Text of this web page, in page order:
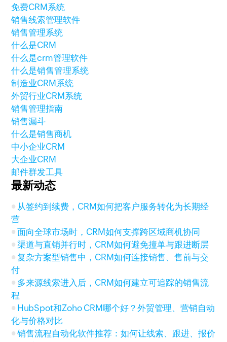
免费CRM系统
销售线索管理软件
销售管理系统
什么是CRM
什么是crm管理软件
什么是销售管理系统
制造业CRM系统
外贸行业CRM系统
销售管理指南
销售漏斗
什么是销售商机
中小企业CRM
大企业CRM
邮件群发工具
最新动态
从签约到续费，CRM如何把客户服务转化为长期经
营
面向全球市场时，CRM如何支撑跨区域商机协同
渠道与直销并行时，CRM如何避免撞单与跟进断层
复杂方案型销售中，CRM如何连接销售、售前与交
付
多来源线索进入后，CRM如何建立可追踪的销售流
程
HubSpot和Zoho CRM哪个好？外贸管理、营销自动
化与价格对比
销售流程自动化软件推荐：如何让线索、跟进、报价